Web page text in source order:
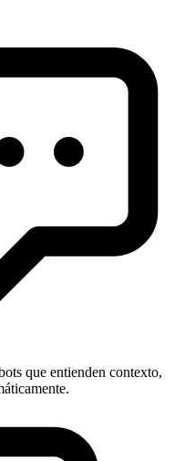
que entienden contexto,